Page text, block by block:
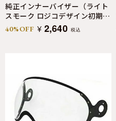
純正インナーバイザー（ライト
スモーク ロジコデザイン初期
vr）
40%OFF ¥ 2,640 税込